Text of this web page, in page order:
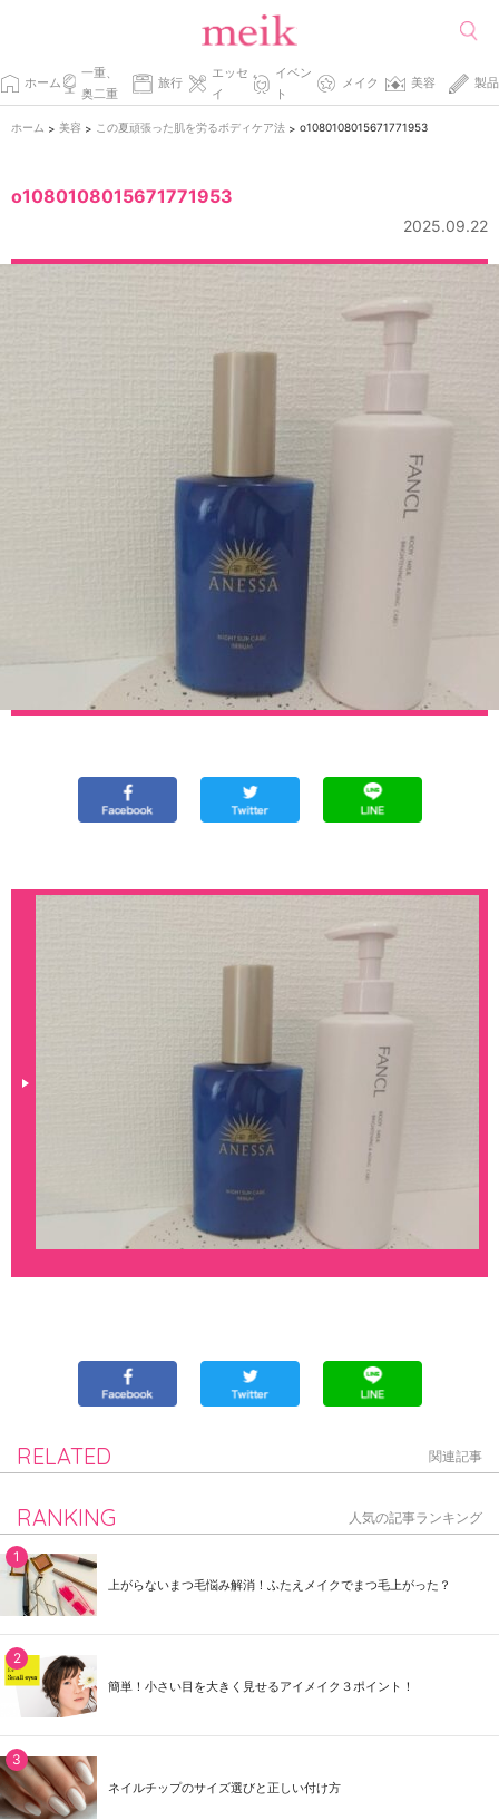
ホーム
一重、
奥二重
旅行
エッセ
イ
イベン
ト
メイク 美容 製品
ホーム > 美容 > この夏頑張った肌を労るボディケア法 > o1080108015671771953
o1080108015671771953
2025.09.22
RELATED 関連記事
RANKING 人気の記事ランキング
上がらないまつ毛悩み解消！ふたえメイクでまつ毛上がった？
簡単！小さい目を大きく見せるアイメイク３ポイント！
ネイルチップのサイズ選びと正しい付け方